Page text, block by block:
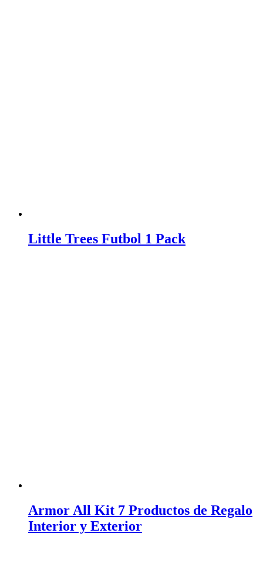
Little Trees Futbol 1 Pack
Armor All Kit 7 Productos de Regalo
Interior y Exterior